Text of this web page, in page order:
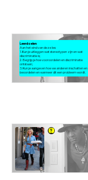
Leerdoelen
Aan het eind van deze les:
1. Kun je uitleggen wat stereotypen zijn en wat
discriminatie is;
2. Begrijp je hoe vooroordelen en discriminatie
ontstaan;
3. Kun je aangeven hoe we anderen inschatten en
beoordelen en wanneer dit een probleem wordt.